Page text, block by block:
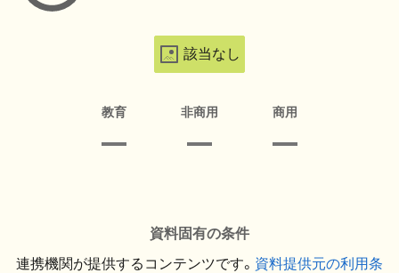
該当なし
教育 非商用 商用
資料固有の条件
連携機関が提供するコンテンツです。 資料提供元の利用条